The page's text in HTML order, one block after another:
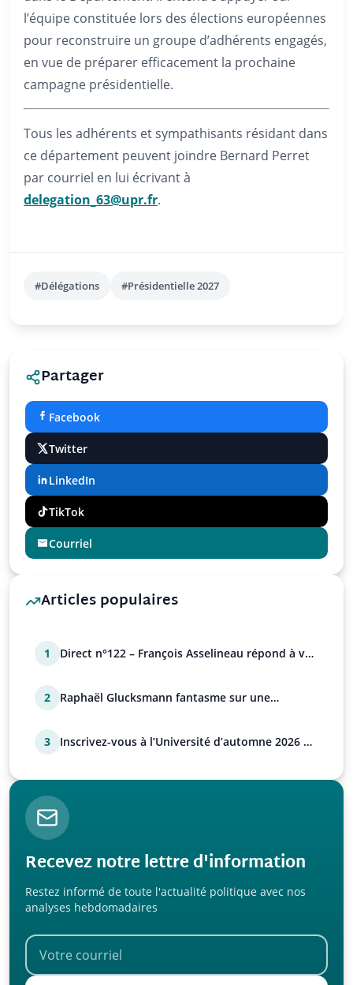
l’équipe constituée lors des élections européennes
pour reconstruire un groupe d’adhérents engagés,
en vue de préparer efficacement la prochaine
campagne présidentielle.
Tous les adhérents et sympathisants résidant dans
ce département peuvent joindre Bernard Perret
par courriel en lui écrivant à
delegation_63@upr.fr.
#Délégations #Présidentielle 2027
Partager
Facebook
Twitter
LinkedIn
TikTok
Courriel
Articles populaires
1
Direct n°122 – François Asselineau répond à vos
2
Raphaël Glucksmann fantasme sur une
3
Inscrivez-vous à l’Université d’automne 2026 de
Recevez notre lettre d'information
Restez informé de toute l'actualité politique avec nos
analyses hebdomadaires